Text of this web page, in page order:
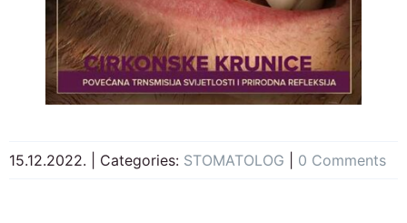
15.12.2022. Categories: STOMATOLOG 0 Comments